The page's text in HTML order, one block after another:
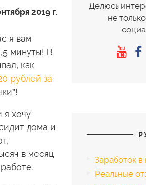
2019 г.
я вам
минуты! В
как
рублей за
я хочу
дома и
в месяц
Делюсь
не
Заработок в
Реальные